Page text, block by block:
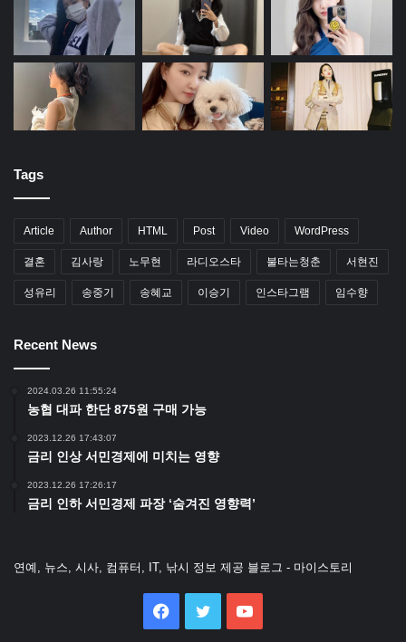
Tags
Article Author HTML Post Video WordPress
결혼 김사랑 노무현 라디오스타 불타는청춘 서현진
성유리 송중기 송혜교 이승기 인스타그램 임수향
Recent News
2024.03.26 11:55:24
농협 대파 한단 875원 구매 가능
2023.12.26 17:43:07
금리 인상 서민경제에 미치는 영향
2023.12.26 17:26:17
금리 인하 서민경제 파장 ‘숨겨진 영향력’
연예, 뉴스, 시사, 컴퓨터, IT, 낚시 정보 제공 블로그 - 마이스토리
Facebook
Twitter